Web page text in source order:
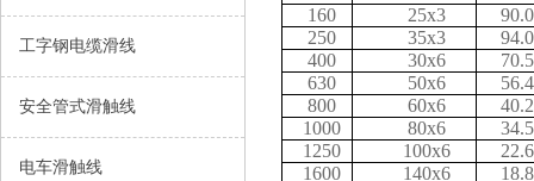
工字钢电缆滑线
安全管式滑触线
电车滑触线
160
25x3
250
35x3
400
30x6
630
50x6
800
60x6
1000
80x6
1250
100x6
1600
140x6